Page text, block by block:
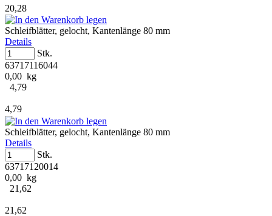
20,28
Schleifblätter, gelocht, Kantenlänge 80 mm
Details
Stk.
63717116044
0,00 kg
4,79
4,79
Schleifblätter, gelocht, Kantenlänge 80 mm
Details
Stk.
63717120014
0,00 kg
21,62
21,62